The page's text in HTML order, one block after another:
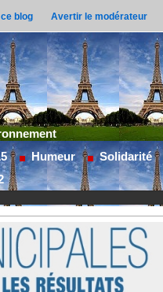
blog Avertir le modérateur
Humeur
Solidarité